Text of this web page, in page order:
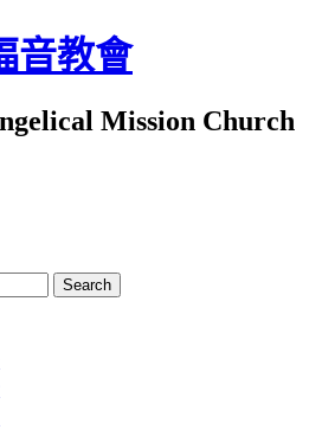
音教會
Mission Church